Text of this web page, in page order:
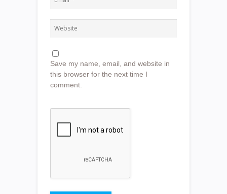
Save my name, email, and website in
this browser for the next time I
comment.